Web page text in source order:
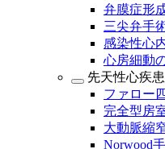
弁膜症形
三尖弁手
感染性心
心房細動
先天性心疾患
ファロー
完全型房
大動脈縮
Norwood